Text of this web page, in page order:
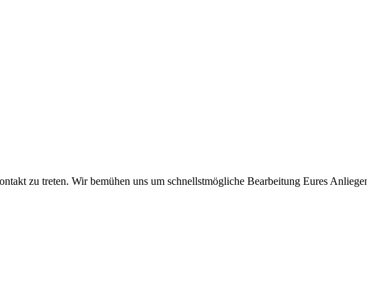
zu treten. Wir bemühen uns um schnellstmögliche Bearbeitung Eures